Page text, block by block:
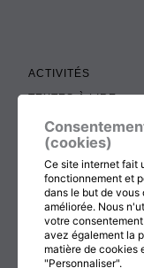
ACTIVITÉS
TEXTES À LIRE
ADMINISTRATION
BOUTIQUE
COTISATION,
DON
CONTACTEZ-NOUS
(cookies)
Ce site internet fait
fonctionnement et
dans le but de
améliorée. Nous
votre
avez également la
matière de cookies
"Personnaliser".